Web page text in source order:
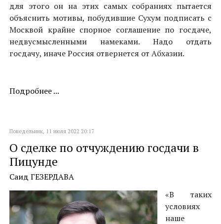
для этого он на этих самых собраниях пытается
объяснить мотивы, побудившие Сухум подписать с
Москвой крайне спорное соглашение по госдаче,
недвусмысленными намеками. Надо отдать
госдачу, иначе Россия отвернется от Абхазии.
Подробнее ...
Понедельник, 11 июля 2022 20:17
О сделке по отчуждению госдачи в
Пицунде
Саид ГЕЗЕРДАВА
«В таких
условиях
наше